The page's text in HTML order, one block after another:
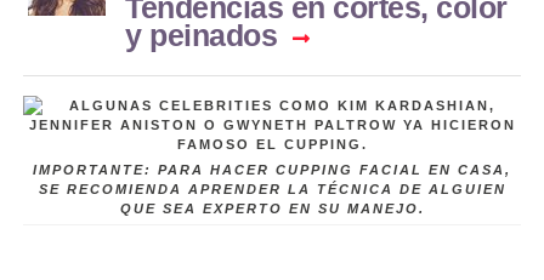
Tendencias en cortes, color
y peinados
IMPORTANTE: PARA HACER CUPPING FACIAL EN CASA,
SE RECOMIENDA APRENDER LA TÉCNICA DE ALGUIEN
QUE SEA EXPERTO EN SU MANEJO.